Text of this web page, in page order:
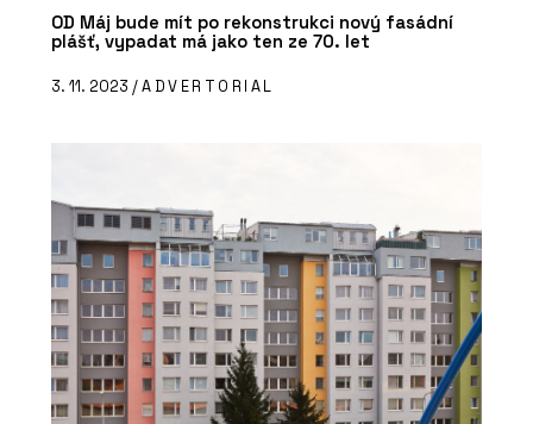
OD Máj bude mít po rekonstrukci nový fasádní
plášť, vypadat má jako ten ze 70. let
3. 11. 2023 /ADVERTORIAL